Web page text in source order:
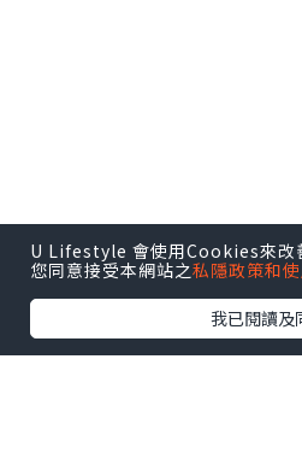
U Lifestyle 會使用Cookies來改
您同意接受本網站之私隱政策和
我已閱讀及